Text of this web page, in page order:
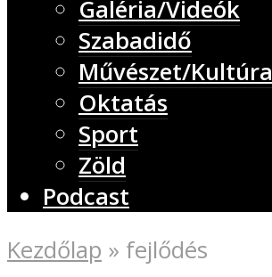
Galéria/Videók
Szabadidő
Művészet/Kultúra
Oktatás
Sport
Zöld
Podcast
Kezdőlap » fejlődés